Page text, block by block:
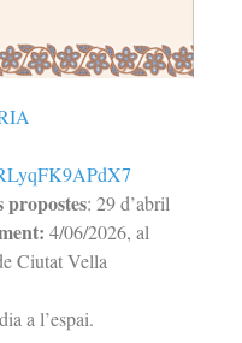
: 29 d’abril
4/06/2026, al
Ciutat Vella
a l’espai.